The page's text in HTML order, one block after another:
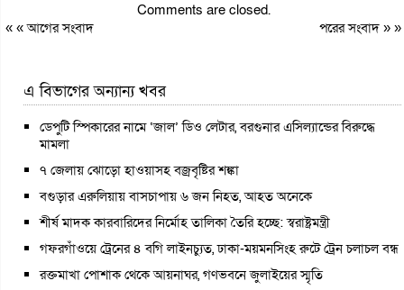
Comments are closed.
« «আগের সংবাদ পরের সংবাদ» »
এ বিভাগের অন্যান্য খবর
ডেপুটি স্পিকারের নামে ‘জাল’ ডিও লেটার, বরগুনার এসিল্যান্ডের বিরুদ্ধে
মামলা
৭ জেলায় ঝোড়ো হাওয়াসহ বজ্রবৃষ্টির শঙ্কা
বগুড়ার এরুলিয়ায় বাসচাপায় ৬ জন নিহত, আহত অনেকে
শীর্ষ মাদক কারবারিদের নির্মোহ তালিকা তৈরি হচ্ছে: স্বরাষ্ট্রমন্ত্রী
গফরগাঁওয়ে ট্রেনের ৪ বগি লাইনচ্যুত, ঢাকা-ময়মনসিংহ রুটে ট্রেন চলাচল বন্ধ
রক্তমাখা পোশাক থেকে আয়নাঘর, গণভবনে জুলাইয়ের স্মৃতি